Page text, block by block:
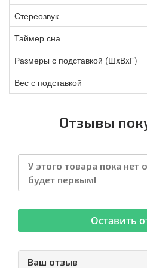
Стереозвук
Таймер сна
Размеры с подставкой (ШxВxГ)
Вес с подставкой
Отзывы
У этого товара пока
будет первым!
Оставить
Ваш отзыв